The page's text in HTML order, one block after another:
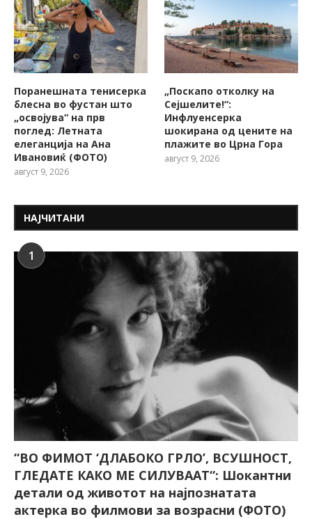
Поранешната тенисерка
блесна во фустан што
„освојува“ на прв
поглед: Летната
елеганција на Ана
Ивановиќ (ФОТО)
август 9, 2026
„Поскапо отколку на
Сејшелите!“:
Инфлуенсерка
шокирана од цените на
плажите во Црна Гора
август 9, 2026
НАЈЧИТАНИ
1
“ВО ФИМОТ ‘ДЛАБОКО ГРЛО’, ВСУШНОСТ,
ГЛЕДАТЕ КАКО МЕ СИЛУВААТ“: Шокантни
детали од животот на најпознатата
актерка во филмови за возрасни (ФОТО)